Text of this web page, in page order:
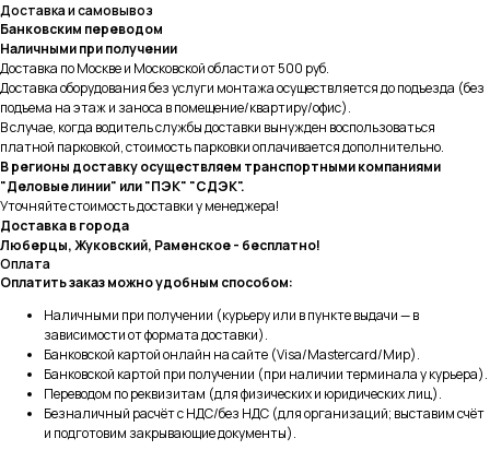
Доставка и самовывоз
Банковским переводом
Наличными при получении
Доставка по Москве и Московской области от 500 руб.
Доставка оборудования без услуги монтажа осуществляется до подъезда (без
подъема на этаж и заноса в помещение/квартиру/офис).
В случае, когда водитель службы доставки вынужден воспользоваться
платной парковкой, стоимость парковки оплачивается дополнительно.
В регионы доставку осуществляем транспортными компаниями
"Деловые линии" или "ПЭК" "СДЭК".
Уточняйте стоимость доставки у менеджера!
Доставка в города
Люберцы, Жуковский, Раменское - бесплатно!
Оплата
Оплатить заказ можно удобным способом:
Наличными при получении (курьеру или в пункте выдачи — в
зависимости от формата доставки).
Банковской картой онлайн на сайте (Visa/Mastercard/Мир).
Банковской картой при получении (при наличии терминала у курьера).
Переводом по реквизитам (для физических и юридических лиц).
Безналичный расчёт с НДС/без НДС (для организаций; выставим счёт
и подготовим закрывающие документы).
ООО «СплитКлим»
ИНН: 5040179113
КПП: 504001001
ОГРН:1225000058007
Реквизиты
Классические Сплит-Системы
Инверторные Сплит-Системы
Тепловые насосы
Полупромышленные кондиционеры